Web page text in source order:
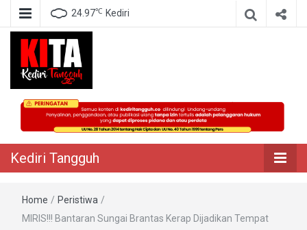
24.97℃ Kediri
Kediri Tangguh
Berita Akurat Terpercaya
Kediri Tangguh
Home / Peristiwa /
MIRIS!!! Bantaran Sungai Brantas Kerap Dijadikan Tempat